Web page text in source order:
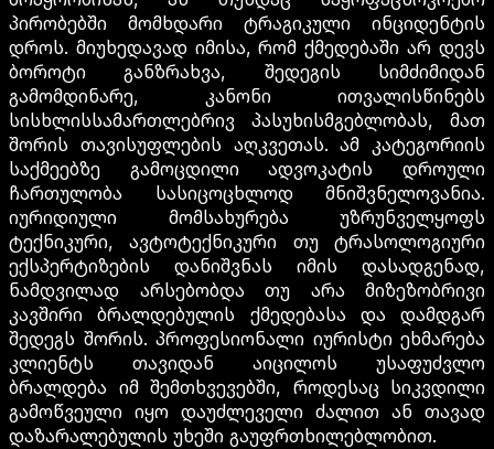
პირობებში მომხდარი ტრაგიკული ინციდენტის
დროს. მიუხედავად იმისა, რომ ქმედებაში არ დევს
ბოროტი განზრახვა, შედეგის სიმძიმიდან
გამომდინარე, კანონი ითვალისწინებს
სისხლისსამართლებრივ პასუხისმგებლობას, მათ
შორის თავისუფლების აღკვეთას. ამ კატეგორიის
საქმეებზე გამოცდილი ადვოკატის დროული
ჩართულობა სასიცოცხლოდ მნიშვნელოვანია.
იურიდიული მომსახურება უზრუნველყოფს
ტექნიკური, ავტოტექნიკური თუ ტრასოლოგიური
ექსპერტიზების დანიშვნას იმის დასადგენად,
ნამდვილად არსებობდა თუ არა მიზეზობრივი
კავშირი ბრალდებულის ქმედებასა და დამდგარ
შედეგს შორის. პროფესიონალი იურისტი ეხმარება
კლიენტს თავიდან აიცილოს უსაფუძვლო
ბრალდება იმ შემთხვევებში, როდესაც სიკვდილი
გამოწვეული იყო დაუძლეველი ძალით ან თავად
დაზარალებულის უხეში გაუფრთხილებლობით.